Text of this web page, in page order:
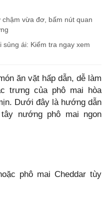
vừa đơ, bấm nút quan
ái: Kiểm tra ngay xem
ăn vặt hấp dẫn, dễ làm
trưng của phô mai hòa
Dưới đây là hướng dẫn
nướng phô mai ngon
phô mai Cheddar tùy